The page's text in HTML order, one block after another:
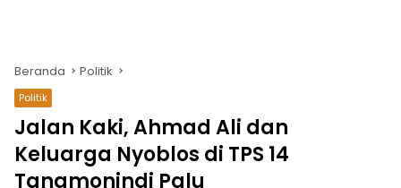
Beranda Politik
Politik
Jalan Kaki, Ahmad Ali dan
Keluarga Nyoblos di TPS 14
Tanamonindi Palu